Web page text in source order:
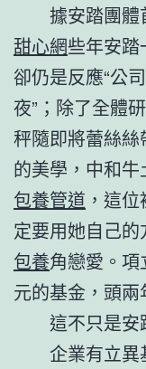
據安踏團體
甜心網些年安
卻仍是反應“公
夜”；除了全體
秤隨即將蕾絲
的美學，中和
包養管道 ，這
定要用她自己
包養角戀愛。
元的基金，頭兩
這不只是安
企業有立